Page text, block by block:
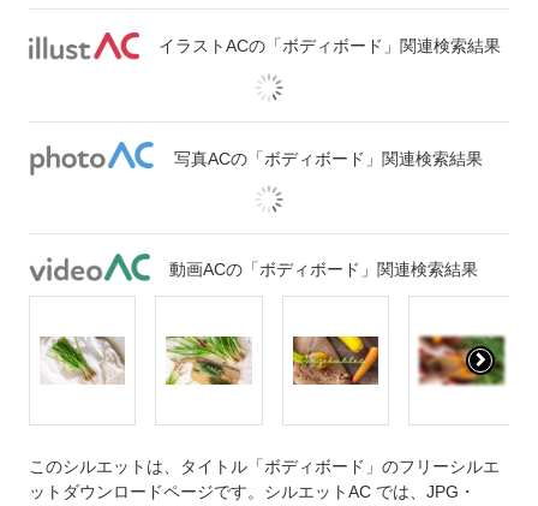
イラストACの「ボディボード」関連検索結果
写真ACの「ボディボード」関連検索結果
動画ACの「ボディボード」関連検索結果
このシルエットは、タイトル「ボディボード」のフリーシルエ
ットダウンロードページです。シルエットAC では、JPG・